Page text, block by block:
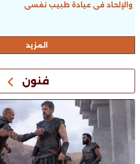
والإلحاد فى عيادة طبيب نفسى
المزيد
فنون